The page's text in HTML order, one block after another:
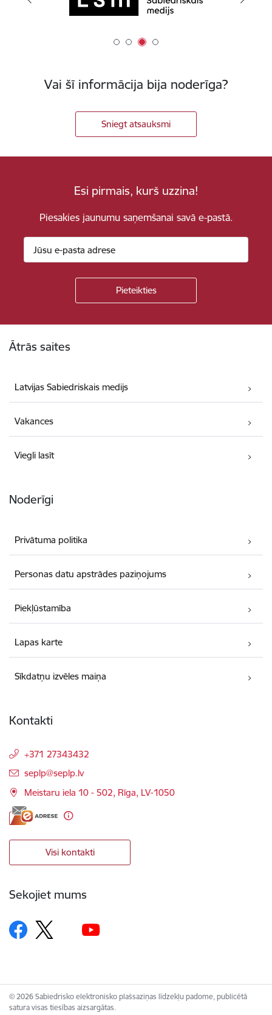
Vai šī informācija bija noderīga?
Sniegt atsauksmi
Esi pirmais, kurš uzzina!
Piesakies jaunumu saņemšanai savā e-pastā.
Ātrās saites
Latvijas Sabiedriskais medijs
Vakances
Viegli lasīt
Noderīgi
Privātuma politika
Personas datu apstrādes paziņojums
Piekļūstamība
Lapas karte
Sīkdatņu izvēles maiņa
Kontakti
+371 27343432
E-pasts:
seplp@seplp.lv
Meistaru iela 10 - 502, Rīga, LV-1050
Visi kontakti
Sekojiet mums
© 2026 Sabiedrisko elektronisko plašsaziņas līdzekļu padome, publicētā
satura visas tiesības aizsargātas.